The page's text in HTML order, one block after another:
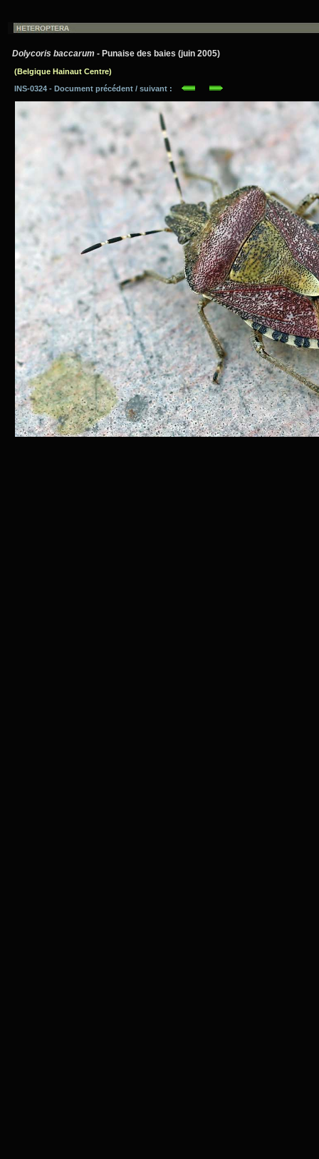
Dolycoris baccarum - Punaise des baies (juin 2005)
(Belgique Hainaut Centre)
INS-0324 - Document précédent / suivant :